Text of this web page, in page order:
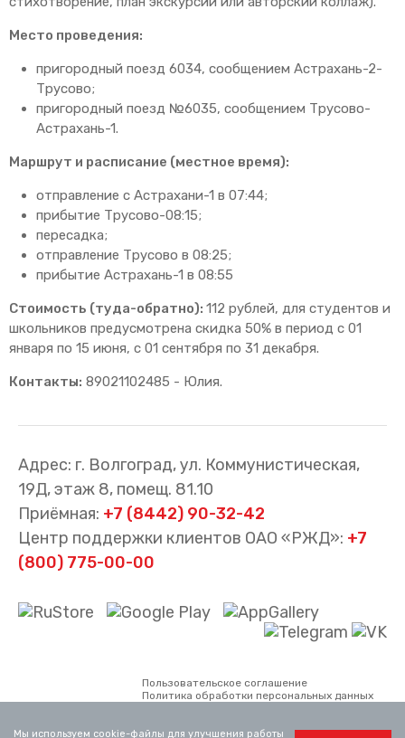
Место проведения:
пригородный поезд 6034, сообщением Астрахань-2-
Трусово;
пригородный поезд №6035, сообщением Трусово-
Астрахань-1.
Маршрут и расписание (местное время):
отправление с Астрахани-1 в 07:44;
прибытие Трусово-08:15;
пересадка;
отправление Трусово в 08:25;
прибытие Астрахань-1 в 08:55
Стоимость (туда-обратно): 112 рублей, для студентов и
школьников предусмотрена скидка 50% в период с 01
января по 15 июня, с 01 сентября по 31 декабря.
Контакты: 89021102485 - Юлия.
Адрес: г. Волгоград, ул. Коммунистическая,
19Д, этаж 8, помещ. 81.10
Приёмная: +7 (8442) 90-32-42
Центр поддержки клиентов ОАО «РЖД»: +7
(800) 775-00-00
Пользовательское соглашение
Политика обработки персональных данных
«Волгоградтранспригород». Использование
Мы используем cookie-файлы для улучшения работы